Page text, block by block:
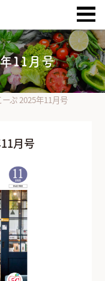
11月号
ぷ 2025年11月号
月号